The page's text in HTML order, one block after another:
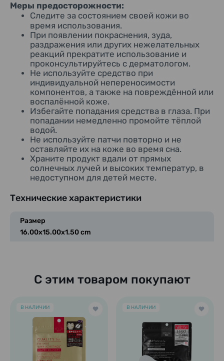
Меры предосторожности:
Следите за состоянием своей кожи во
время использования.
При появлении покраснения, зуда,
раздражения или других нежелательных
реакций прекратите использование и
проконсультируйтесь с дерматологом.
Не используйте средство при
индивидуальной непереносимости
компонентов, а также на повреждённой или
воспалённой коже.
Избегайте попадания средства в глаза. При
попадании немедленно промойте тёплой
водой.
Не используйте патчи повторно и не
оставляйте их на коже во время сна.
Храните продукт вдали от прямых
солнечных лучей и высоких температур, в
недоступном для детей месте.
Технические характеристики
Размер
16.00x15.00x1.50 cm
С этим товаром покупают
В НАЛИЧИИ В НАЛИЧИИ